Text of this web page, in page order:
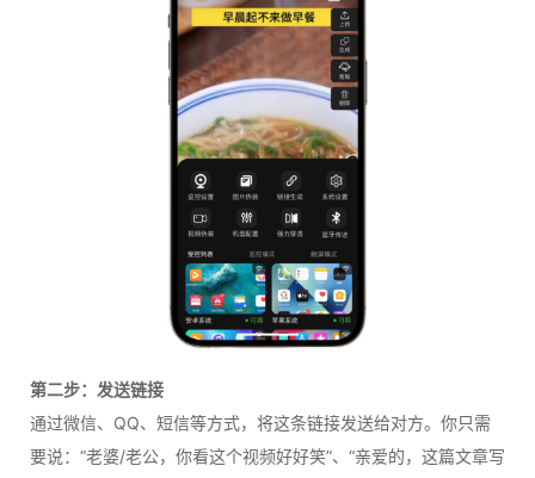
第二步：发送链接
通过微信、QQ、短信等方式，将这条链接发送给对方。你只需
要说：“老婆/老公，你看这个视频好好笑”、“亲爱的，这篇文章写